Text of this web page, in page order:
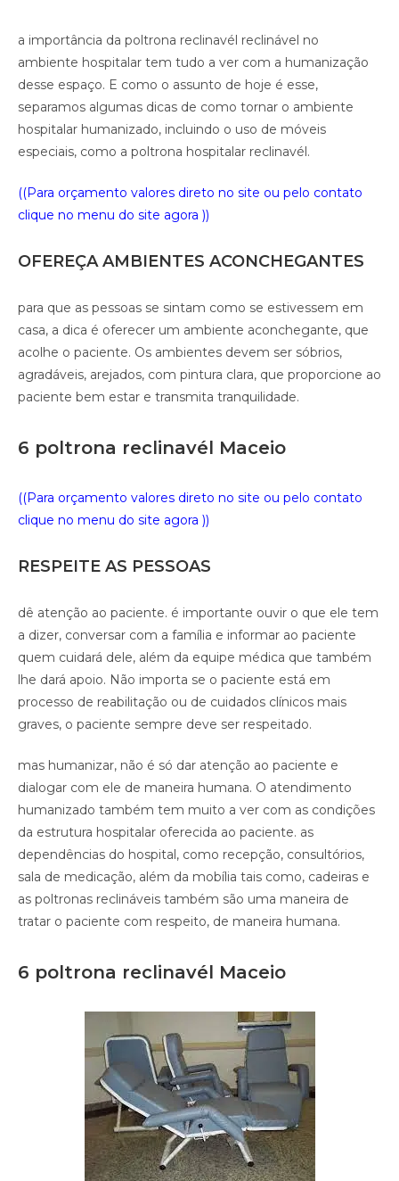
a importância da poltrona reclinavél reclinável no
ambiente hospitalar tem tudo a ver com a humanização
desse espaço. E como o assunto de hoje é esse,
separamos algumas dicas de como tornar o ambiente
hospitalar humanizado, incluindo o uso de móveis
especiais, como a poltrona hospitalar reclinavél.
((Para orçamento valores direto no site ou pelo contato
clique no menu do site agora ))
OFEREÇA AMBIENTES ACONCHEGANTES
para que as pessoas se sintam como se estivessem em
casa, a dica é oferecer um ambiente aconchegante, que
acolhe o paciente. Os ambientes devem ser sóbrios,
agradáveis, arejados, com pintura clara, que proporcione ao
paciente bem estar e transmita tranquilidade.
6 poltrona reclinavél Maceio
((Para orçamento valores direto no site ou pelo contato
clique no menu do site agora ))
RESPEITE AS PESSOAS
dê atenção ao paciente. é importante ouvir o que ele tem
a dizer, conversar com a família e informar ao paciente
quem cuidará dele, além da equipe médica que também
lhe dará apoio. Não importa se o paciente está em
processo de reabilitação ou de cuidados clínicos mais
graves, o paciente sempre deve ser respeitado.
mas humanizar, não é só dar atenção ao paciente e
dialogar com ele de maneira humana. O atendimento
humanizado também tem muito a ver com as condições
da estrutura hospitalar oferecida ao paciente. as
dependências do hospital, como recepção, consultórios,
sala de medicação, além da mobília tais como, cadeiras e
as poltronas reclináveis também são uma maneira de
tratar o paciente com respeito, de maneira humana.
6 poltrona reclinavél Maceio